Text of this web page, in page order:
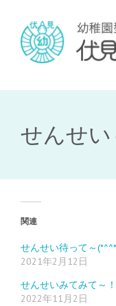
せんせい
関連
せんせい待って～
2021年2月12日
せんせいみてみて～！
2022年11月2日